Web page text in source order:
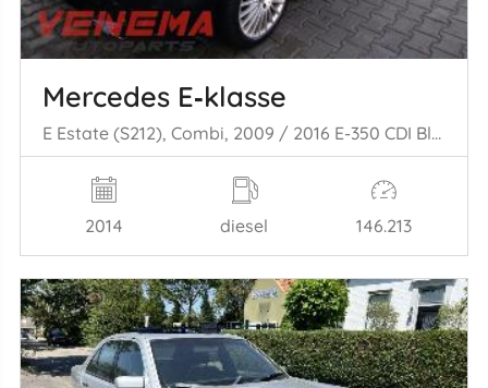
Mercedes E‑klasse
E Estate (S212), Combi, 2009 / 2016 E-350 CDI BlueTEC 3.0 V6 24V
2014 diesel 146.213